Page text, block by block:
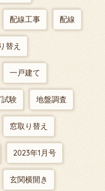
配線工事 配線
替え
一戸建て
験 地盤調査
窓取り替え
2023年1月号
玄関横開き